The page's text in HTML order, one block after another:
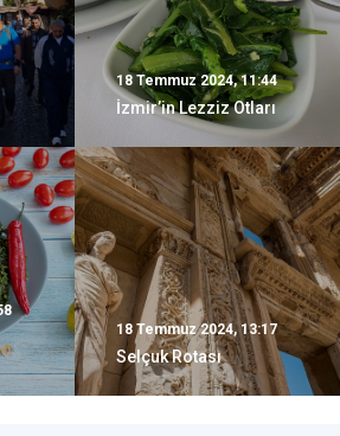
18 Temmuz 2024, 11:44
İzmir’in Lezziz Otları
18 Temmuz 2024, 13:17
Selçuk Rotası